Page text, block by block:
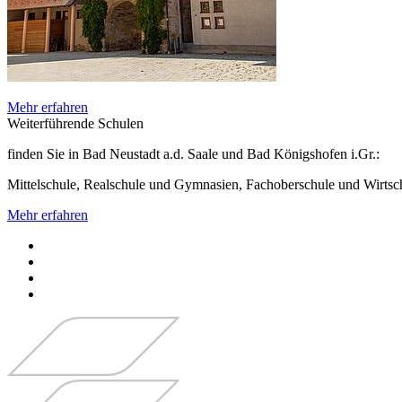
Mehr erfahren
Weiterführende Schulen
finden Sie in Bad Neustadt a.d. Saale und Bad Königshofen i.Gr.:
Mittelschule, Realschule und Gymnasien, Fachoberschule und
Mehr erfahren